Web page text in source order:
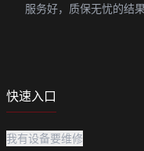
服务好，质保无忧的结果
快速入口
我有设备要维修